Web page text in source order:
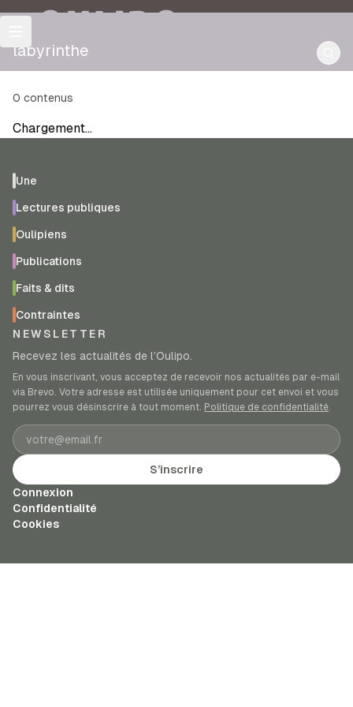
OULIPO
labyrinthe
0 contenus
Chargement…
Une
Lectures publiques
Oulipiens
Publications
Faits & dits
Contraintes
NEWSLETTER
Recevez les actualités de l’Oulipo.
En vous inscrivant, vous acceptez de recevoir nos actualités par e-mail
via Brevo. Votre adresse est utilisée uniquement pour cet envoi et vous
pourrez vous désinscrire à tout moment. Politique de confidentialité.
Adresse e-mail
S’inscrire
Connexion
Confidentialité
Cookies